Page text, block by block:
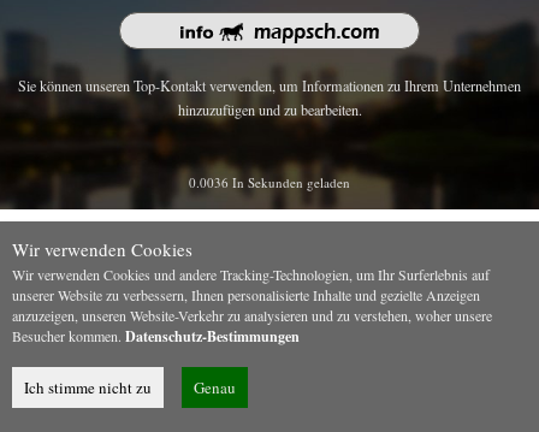
Sie können unseren Top-Kontakt verwenden, um Informationen zu Ihrem Unternehmen
hinzuzufügen und zu bearbeiten.
0.0036 In Sekunden geladen
Wir verwenden Cookies
Wir verwenden Cookies und andere Tracking-Technologien, um Ihr Surferlebnis auf
unserer Website zu verbessern, Ihnen personalisierte Inhalte und gezielte Anzeigen
anzuzeigen, unseren Website-Verkehr zu analysieren und zu verstehen, woher unsere
Besucher kommen. Datenschutz-Bestimmungen
Ich stimme nicht zu Genau